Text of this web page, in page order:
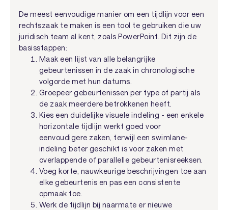
De meest eenvoudige manier om een tijdlijn voor een
rechtszaak te maken is een tool te gebruiken die uw
juridisch team al kent, zoals PowerPoint. Dit zijn de
basisstappen:
Maak een lijst van alle belangrijke
gebeurtenissen in de zaak in chronologische
volgorde met hun datums.
Groepeer gebeurtenissen per type of partij als
de zaak meerdere betrokkenen heeft.
Kies een duidelijke visuele indeling - een enkele
horizontale tijdlijn werkt goed voor
eenvoudigere zaken, terwijl een swimlane-
indeling beter geschikt is voor zaken met
overlappende of parallelle gebeurtenisreeksen.
Voeg korte, nauwkeurige beschrijvingen toe aan
elke gebeurtenis en pas een consistente
opmaak toe.
Werk de tijdlijn bij naarmate er nieuwe